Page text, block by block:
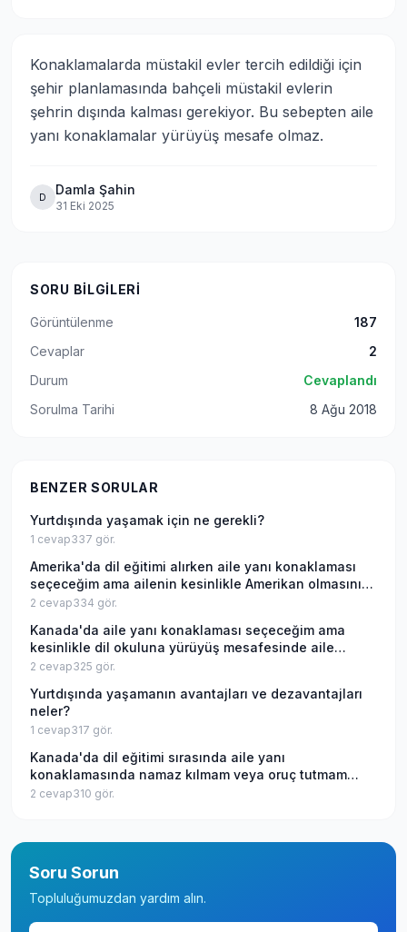
Konaklamalarda müstakil evler tercih edildiği için
şehir planlamasında bahçeli müstakil evlerin
şehrin dışında kalması gerekiyor. Bu sebepten aile
yanı konaklamalar yürüyüş mesafe olmaz.
D Damla Şahin
31 Eki 2025
SORU BILGILERI
Görüntülenme
187
Cevaplar
2
Durum
Cevaplandı
Sorulma Tarihi
8 Ağu 2018
BENZER SORULAR
Yurtdışında yaşamak için ne gerekli?
1 cevap337 gör.
Amerika'da dil eğitimi alırken aile yanı konaklaması
seçeceğim ama ailenin kesinlikle Amerikan olmasını
istiyorum, bu mümkün mü?
2 cevap334 gör.
Kanada'da aile yanı konaklaması seçeceğim ama
kesinlikle dil okuluna yürüyüş mesafesinde aile
istiyorum, bu mümkün mü?
2 cevap325 gör.
Yurtdışında yaşamanın avantajları ve dezavantajları
neler?
1 cevap317 gör.
Kanada'da dil eğitimi sırasında aile yanı
konaklamasında namaz kılmam veya oruç tutmam
Kanadalı aileler açısından sıkıntı olur mu?
2 cevap310 gör.
Soru Sorun
Topluluğumuzdan yardım alın.